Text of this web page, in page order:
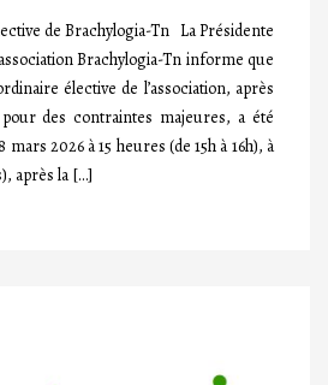
de Brachylogia-Tn La Présidente
Brachylogia-Tn informe que
élective de l’association, après
des contraintes majeures, a été
2026 à 15 heures (de 15h à 16h), à
après la […]